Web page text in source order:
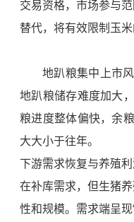
交易资格，市场参与
替代，将有效限制玉米
地趴粮集中上市
地趴粮储存难度加大
粮进度整体偏快，余
大大小于往年。
下游需求恢复与养殖
在补库需求，但生猪
性和规模。需求端呈现